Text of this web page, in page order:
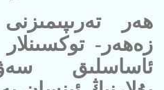
ھەر
زەھەر-
ئاساسلىق